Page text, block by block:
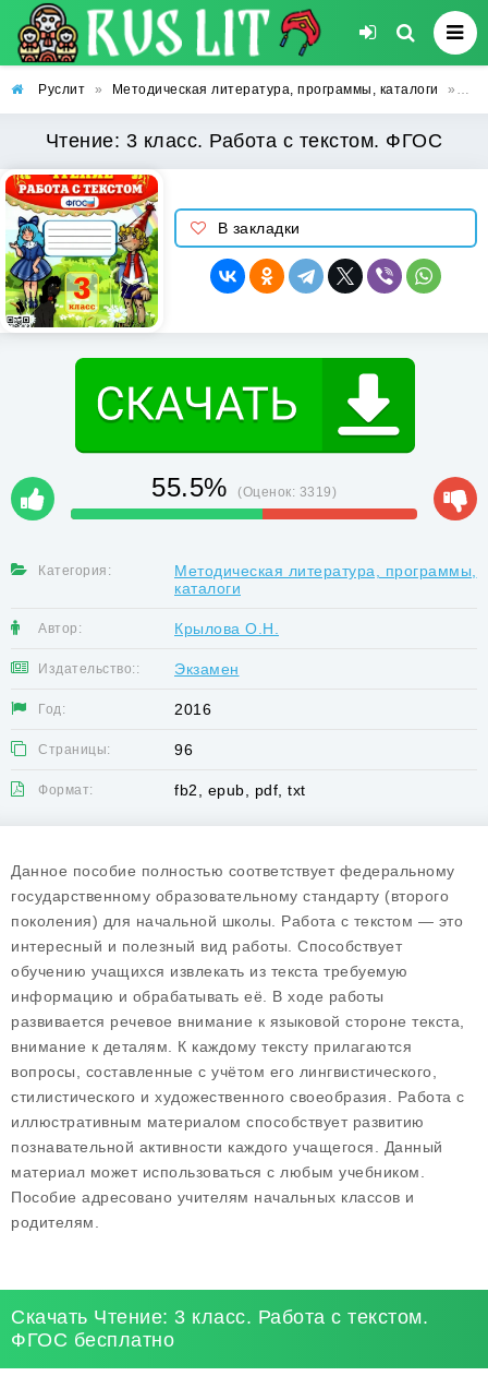
Руслит » Методическая литература, программы, каталоги »
Чтение: 3 класс. Работа с текстом. ФГОС
В закладки
55.5% (Оценок: 3319)
Категория:
Методическая литература, программы,
каталоги
Автор: Крылова О.Н.
Издательство:: Экзамен
Год: 2016
Страницы: 96
Формат: fb2, epub, pdf, txt
Данное пособие полностью соответствует федеральному
государственному образовательному стандарту (второго
поколения) для начальной школы. Работа с текстом — это
интересный и полезный вид работы. Способствует
обучению учащихся извлекать из текста требуемую
информацию и обрабатывать её. В ходе работы
развивается речевое внимание к языковой стороне текста,
внимание к деталям. К каждому тексту прилагаются
вопросы, составленные с учётом его лингвистического,
стилистического и художественного своеобразия. Работа с
иллюстративным материалом способствует развитию
познавательной активности каждого учащегося. Данный
материал может использоваться с любым учебником.
Пособие адресовано учителям начальных классов и
родителям.
Скачать Чтение: 3 класс. Работа с текстом.
ФГОС бесплатно